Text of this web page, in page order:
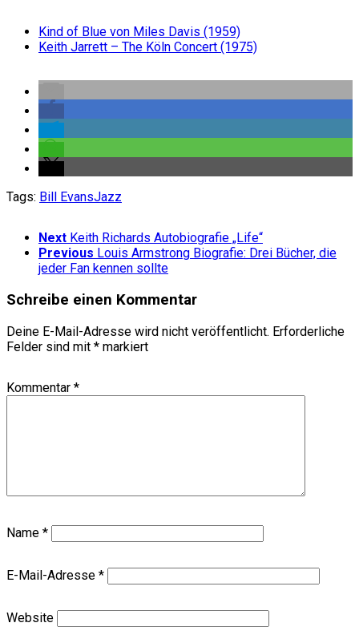
Kind of Blue von Miles Davis (1959)
Keith Jarrett – The Köln Concert (1975)
Tags: Bill EvansJazz
Next Keith Richards Autobiografie „Life“
Previous Louis Armstrong Biografie: Drei Bücher, die
jeder Fan kennen sollte
Schreibe einen Kommentar
Deine E-Mail-Adresse wird nicht veröffentlicht. Erforderliche
Felder sind mit * markiert
Kommentar *
Name *
E-Mail-Adresse *
Website